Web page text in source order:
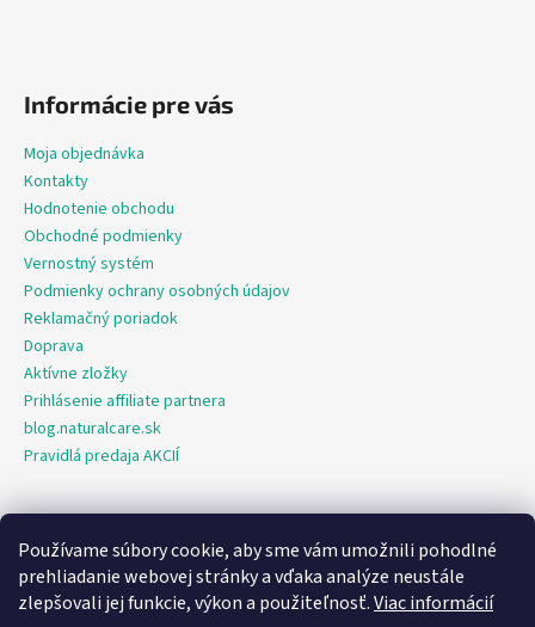
Používame súbory cookie, aby sme vám umožnili pohodlné
prehliadanie webovej stránky a vďaka analýze neustále
zlepšovali jej funkcie, výkon a použiteľnosť.Viac informácií
Informácie pre vás
Moja objednávka
Kontakty
Hodnotenie obchodu
Obchodné podmienky
Vernostný systém
Podmienky ochrany osobných údajov
Reklamačný poriadok
Doprava
Aktívne zložky
Prihlásenie affiliate partnera
blog.naturalcare.sk
Pravidlá predaja AKCIÍ
O marketing sa nám stará digitálna agentúra Consultee